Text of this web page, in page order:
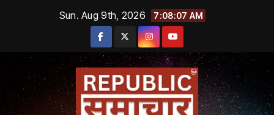
Sun. Aug 9th, 2026 7:08:08 AM